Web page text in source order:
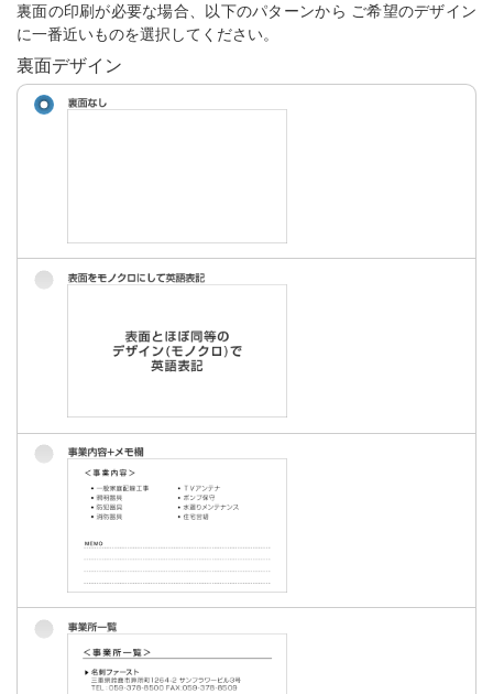
裏面の印刷が必要な場合、以下のパターンから ご希望のデザイン
に一番近いものを選択してください。
裏面デザイン